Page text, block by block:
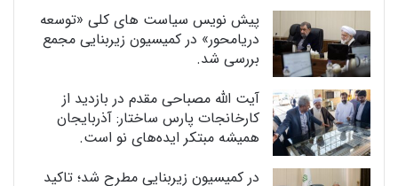
پیش نویس سیاست های کلی «توسعه
دریامحور» در کمیسیون زیربنایی مجمع
بررسی شد.
آیت الله مصباحی مقدم در بازدید از
کارخانجات پارس ساختار: آذربایجان
همیشه مبتکر ایده‌های نو است.
در کمیسیون زیربنایی مطرح شد؛ تاکید